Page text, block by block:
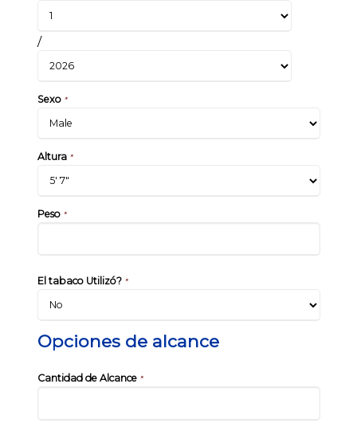
/
Sexo*
Altura*
Peso*
El tabaco Utilizó? *
Opciones de alcance
Cantidad de Alcance*